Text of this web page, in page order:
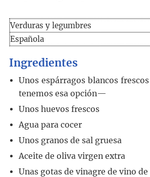
Verduras y legumbres
Española
Ingredientes
Unos espárragos blancos frescos
tenemos esa opción—
Unos huevos frescos
Agua para cocer
Unos granos de sal gruesa
Aceite de oliva virgen extra
Unas gotas de vinagre de vino